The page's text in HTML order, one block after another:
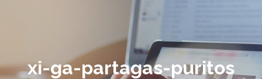
xi-ga-partagas-puritos